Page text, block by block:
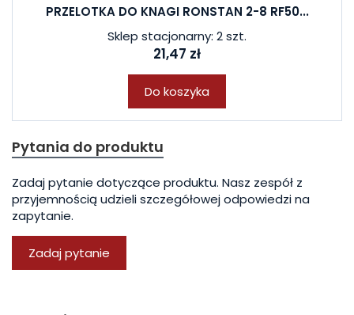
PRZELOTKA DO KNAGI RONSTAN 2-8 RF50...
Sklep stacjonarny: 2 szt.
21,47 zł
Do koszyka
Pytania do produktu
Zadaj pytanie dotyczące produktu. Nasz zespół z
przyjemnością udzieli szczegółowej odpowiedzi na
zapytanie.
Zadaj pytanie